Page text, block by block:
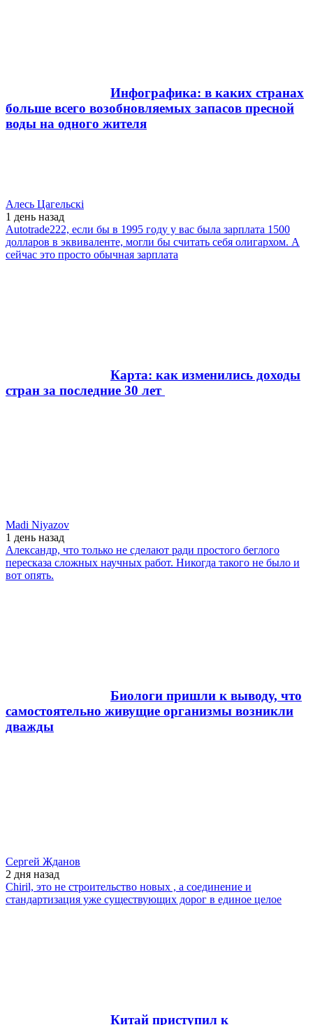
Инфографика: в каких странах
больше всего возобновляемых запасов пресной
воды на одного жителя
Алесь Цагельскi
1 день назад
Autotrade222, если бы в 1995 году у вас была зарплата 1500
долларов в эквиваленте, могли бы считать себя олигархом. А
сейчас это просто обычная зарплата
Карта: как изменились доходы
стран за последние 30 лет
Madi Niyazov
1 день назад
Александр, что только не сделают ради простого беглого
пересказа сложных научных работ. Никогда такого не было и
вот опять.
Биологи пришли к выводу, что
самостоятельно живущие организмы возникли
дважды
Сергей Жданов
2 дня назад
Chiril, это не строительство новых , а соединение и
стандартизация уже существующих дорог в единое целое
Китай приступил к